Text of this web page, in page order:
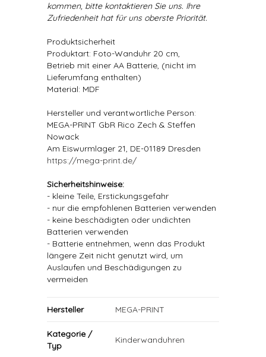
kommen, bitte kontaktieren Sie uns. Ihre
Zufriedenheit hat für uns oberste Priorität.
Produktsicherheit
Produktart: Foto-Wanduhr 20 cm,
Betrieb mit einer AA Batterie, (nicht im
Lieferumfang enthalten)
Material: MDF
Hersteller und verantwortliche Person:
MEGA-PRINT GbR Rico Zech & Steffen
Nowack
Am Eiswurmlager 21, DE-01189 Dresden
https://mega-print.de/
Sicherheitshinweise:
- kleine Teile, Erstickungsgefahr
- nur die empfohlenen Batterien verwenden
- keine beschädigten oder undichten
Batterien verwenden
- Batterie entnehmen, wenn das Produkt
längere Zeit nicht genutzt wird, um
Auslaufen und Beschädigungen zu
vermeiden
Hersteller MEGA-PRINT
Kategorie /
Typ
Kinderwanduhren